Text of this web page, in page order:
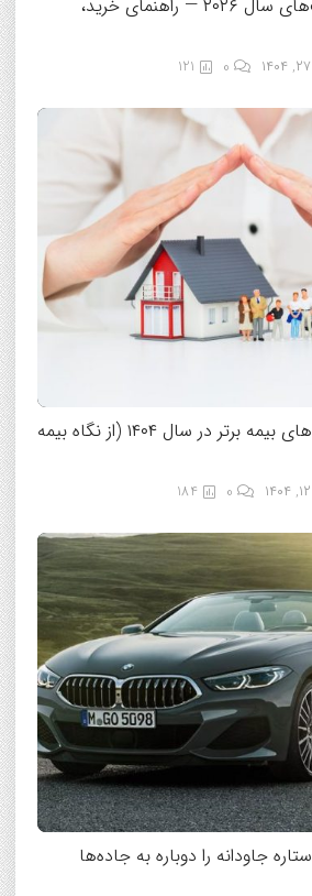
بهترین موتور سیکلت‌های سال ۲۰۲۶ — راهنمای خرید،
121
رتبه‌بندی کلی شرکت‌های بیمه برتر در سال ۱۴۰۴ (از نگاه بیمه
184
کاش بی‌ اِم وِ این ۱۰ ستاره جاودانه را دوباره به جاده‌ها